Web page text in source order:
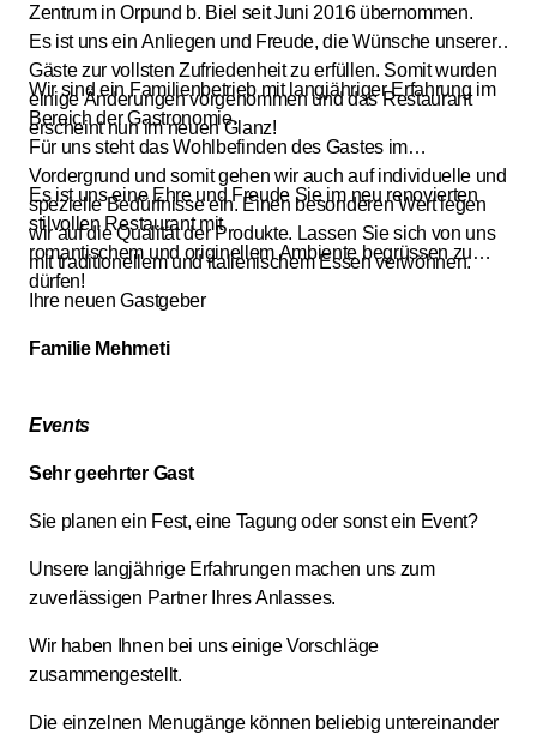
Zentrum in Orpund b. Biel seit Juni 2016 übernommen.
Es ist uns ein Anliegen und Freude, die Wünsche unserer
Gäste zur vollsten Zufriedenheit zu erfüllen. Somit wurden
einige Änderungen vorgenommen und das Restaurant
erscheint nun im neuen Glanz!
Wir sind ein Familienbetrieb mit langjähriger Erfahrung im
Bereich der Gastronomie.
Für uns steht das Wohlbefinden des Gastes im
Vordergrund und somit gehen wir auch auf individuelle und
spezielle Bedürfnisse ein. Einen besonderen Wert legen
wir auf die Qualität der Produkte. Lassen Sie sich von uns
mit traditionellem und italienischem Essen verwöhnen.
Es ist uns eine Ehre und Freude Sie im neu renovierten
stilvollen Restaurant mit
romantischem und originellem Ambiente begrüssen zu
dürfen!
Ihre neuen Gastgeber
Familie Mehmeti
Events
Sehr geehrter Gast
Sie planen ein Fest, eine Tagung oder sonst ein Event?
Unsere langjährige Erfahrungen machen uns zum
zuverlässigen Partner Ihres Anlasses.
Wir haben Ihnen bei uns einige Vorschläge
zusammengestellt.
Die einzelnen Menugänge können beliebig untereinander